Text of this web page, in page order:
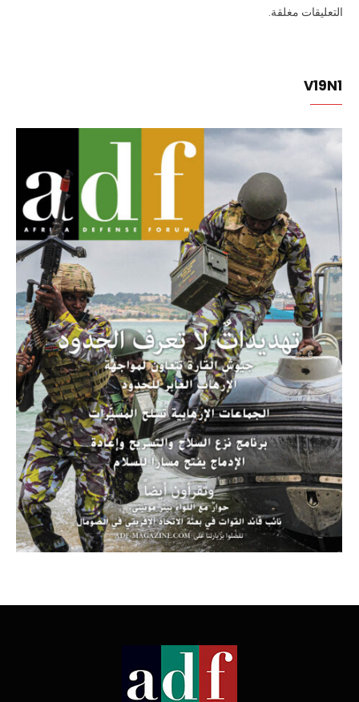
التعليقات مغلقة.
V19N1